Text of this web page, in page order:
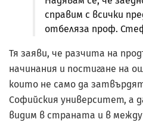
справим с всички
отбеляза проф.
Тя заяви, че разчита на
начинания и постигане на
които не само да
Софийския университет, а
видим в страната и в